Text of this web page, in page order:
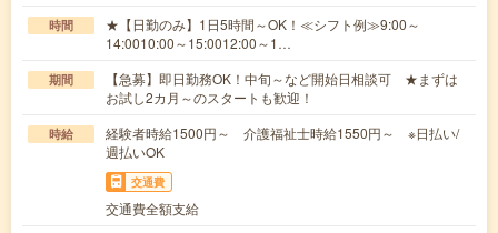
時間
★【日勤のみ】1日5時間～OK！≪シフト例≫9:00～
14:0010:00～15:0012:00～1…
期間
【急募】即日勤務OK！中旬～など開始日相談可 ★まずは
お試し2カ月～のスタートも歓迎！
時給
経験者時給1500円～ 介護福祉士時給1550円～ ※日払い/
週払いOK
交通費
交通費全額支給